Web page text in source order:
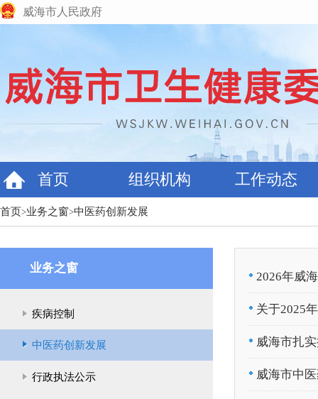
威海市人民政府
首页 组织机构 工作动态
首页>业务之窗>中医药创新发展
业务之窗
疾病控制
中医药创新发展
行政执法公示
2026年威
关于2025
威海市扎
威海市中